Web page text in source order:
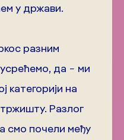
у држави.
разним
да − ми
категорији на
Разлог
смо почели међу